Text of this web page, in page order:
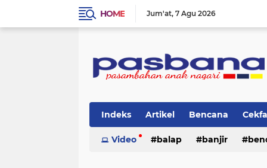
HOME Jum'at 7 Agu 2026
Indeks Artikel Bencana
Musik Olahraga Pariwisata
Video balap banjir